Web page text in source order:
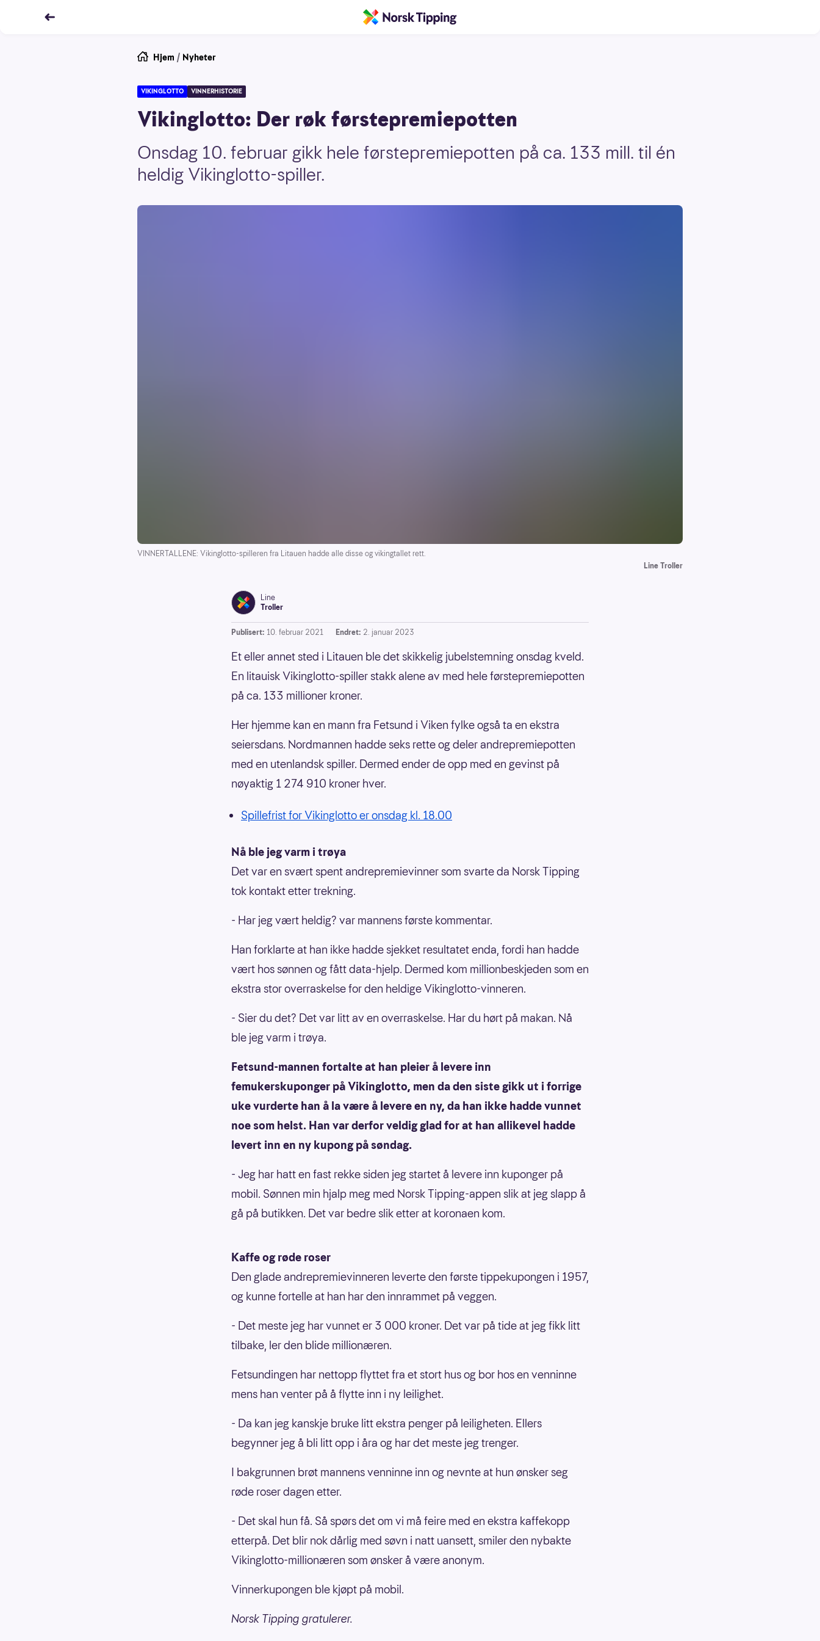
Hjem / Nyheter
VIKINGLOTTO VINNERHISTORIE
Vikinglotto: Der røk førstepremiepotten
Onsdag 10. februar gikk hele førstepremiepotten på ca. 133 mill. til én
heldig Vikinglotto-spiller.
VINNERTALLENE: Vikinglotto-spilleren fra Litauen hadde alle disse og vikingtallet rett.
Line Troller
Line
Troller
Publisert: 10. februar 2021 Endret: 2. januar 2023
Et eller annet sted i Litauen ble det skikkelig jubelstemning onsdag kveld.
En litauisk Vikinglotto-spiller stakk alene av med hele førstepremiepotten
på ca. 133 millioner kroner.
Her hjemme kan en mann fra Fetsund i Viken fylke også ta en ekstra
seiersdans. Nordmannen hadde seks rette og deler andrepremiepotten
med en utenlandsk spiller. Dermed ender de opp med en gevinst på
nøyaktig 1 274 910 kroner hver.
Spillefrist for Vikinglotto er onsdag kl. 18.00
Nå ble jeg varm i trøya
Det var en svært spent andrepremievinner som svarte da Norsk Tipping
tok kontakt etter trekning.
- Har jeg vært heldig? var mannens første kommentar.
Han forklarte at han ikke hadde sjekket resultatet enda, fordi han hadde
vært hos sønnen og fått data-hjelp. Dermed kom millionbeskjeden som en
ekstra stor overraskelse for den heldige Vikinglotto-vinneren.
- Sier du det? Det var litt av en overraskelse. Har du hørt på makan. Nå
ble jeg varm i trøya.
Fetsund-mannen fortalte at han pleier å levere inn
femukerskuponger på Vikinglotto, men da den siste gikk ut i forrige
uke vurderte han å la være å levere en ny, da han ikke hadde vunnet
noe som helst. Han var derfor veldig glad for at han allikevel hadde
levert inn en ny kupong på søndag.
- Jeg har hatt en fast rekke siden jeg startet å levere inn kuponger på
mobil. Sønnen min hjalp meg med Norsk Tipping-appen slik at jeg slapp å
gå på butikken. Det var bedre slik etter at koronaen kom.
Kaffe og røde roser
Den glade andrepremievinneren leverte den første tippekupongen i 1957,
og kunne fortelle at han har den innrammet på veggen.
- Det meste jeg har vunnet er 3 000 kroner. Det var på tide at jeg fikk litt
tilbake, ler den blide millionæren.
Fetsundingen har nettopp flyttet fra et stort hus og bor hos en venninne
mens han venter på å flytte inn i ny leilighet.
- Da kan jeg kanskje bruke litt ekstra penger på leiligheten. Ellers
begynner jeg å bli litt opp i åra og har det meste jeg trenger.
I bakgrunnen brøt mannens venninne inn og nevnte at hun ønsker seg
røde roser dagen etter.
- Det skal hun få. Så spørs det om vi må feire med en ekstra kaffekopp
etterpå. Det blir nok dårlig med søvn i natt uansett, smiler den nybakte
Vikinglotto-millionæren som ønsker å være anonym.
Vinnerkupongen ble kjøpt på mobil.
Norsk Tipping gratulerer.